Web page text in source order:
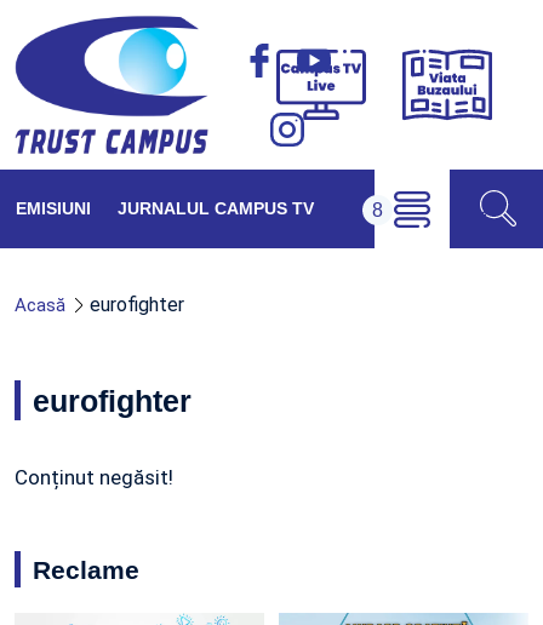
Campus
Viața
EMISIUNI JURNALUL CAMPUS TV
Acasă eurofighter
eurofighter
Conținut negăsit!
Reclame